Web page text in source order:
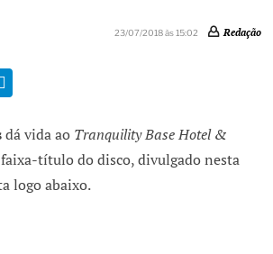
23/07/2018 às 15:02 Redação
dá vida ao Tranquility Base Hotel &
título do disco, divulgado nesta
logo abaixo.